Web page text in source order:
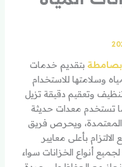
بصامطة بتقديم خدمات
وسلامتها للاستخدام
وتعقيم دقيقة تزيل
كما تستخدم معدات حديثة
المعتمدة، ويحرص فريق
بأعلى معايير
أنواع الخزانات سواء